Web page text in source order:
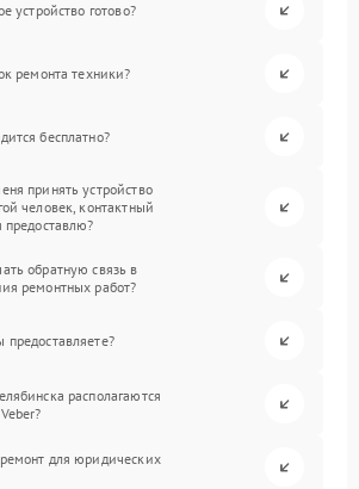
устройство готово?
ремонта техники?
бесплатно?
принять устройство
человек, контактный
предоставлю?
обратную связь в
ремонтных работ?
располагаются
для юридических